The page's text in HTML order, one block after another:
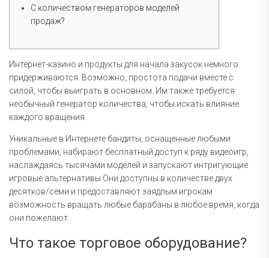
С количеством генераторов моделей
продаж?
Интернет-казино и продукты для начала закусок немного
придерживаются. Возможно, простота подачи вместе с
силой, чтобы выиграть в основном. Им также требуется
необычный генератор количества, чтобы искать влияние
каждого вращения.
Уникальные в Интернете бандиты, оснащенные любыми
проблемами, набирают бесплатный доступ к ряду видеоигр,
наслаждаясь тысячами моделей и запускают интригующие
игровые альтернативы.Они доступны в количестве двух
десятков/семи и предоставляют заядлым игрокам
возможность вращать любые барабаны в любое время, когда
они пожелают.
Что такое торговое оборудование?